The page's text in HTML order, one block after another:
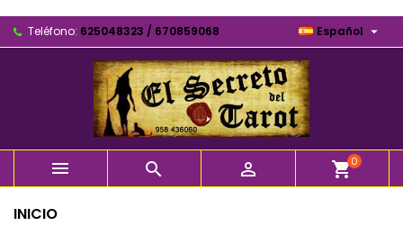
Teléfono: 625048323 / 670859068 Español 
   shopping_cart0
INICIO